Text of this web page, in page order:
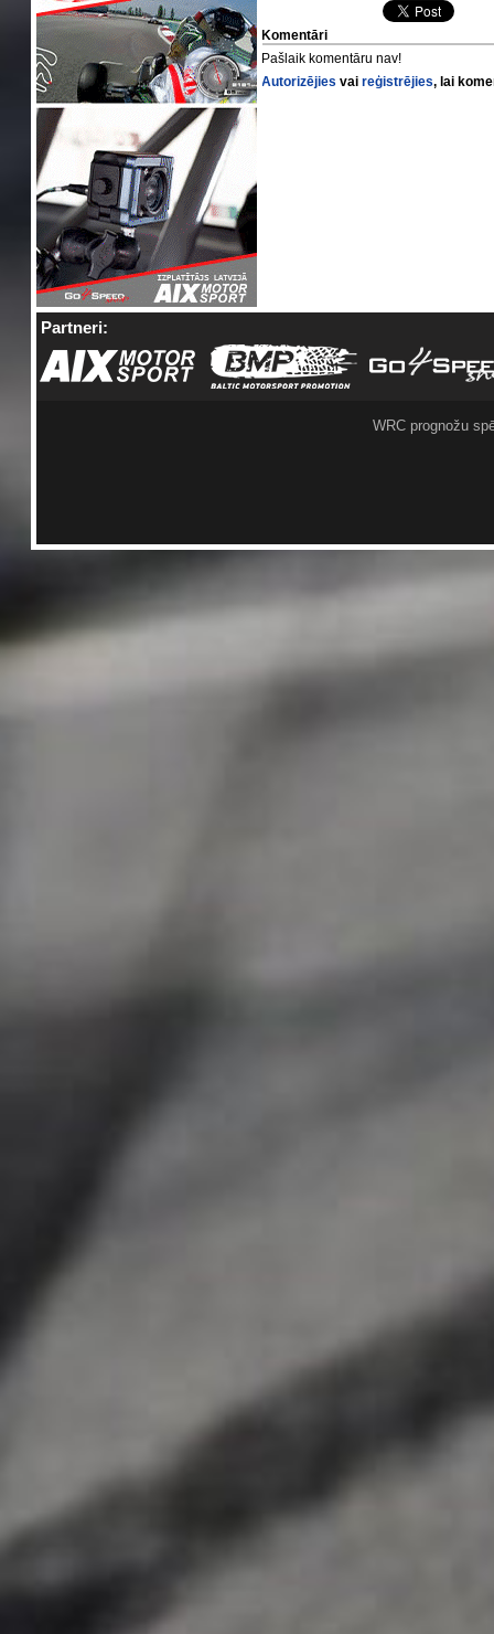
Komentāri
Pašlaik komentāru nav!
Autorizējies vaireģistrējies, lai
Partneri:
WRC prognožu